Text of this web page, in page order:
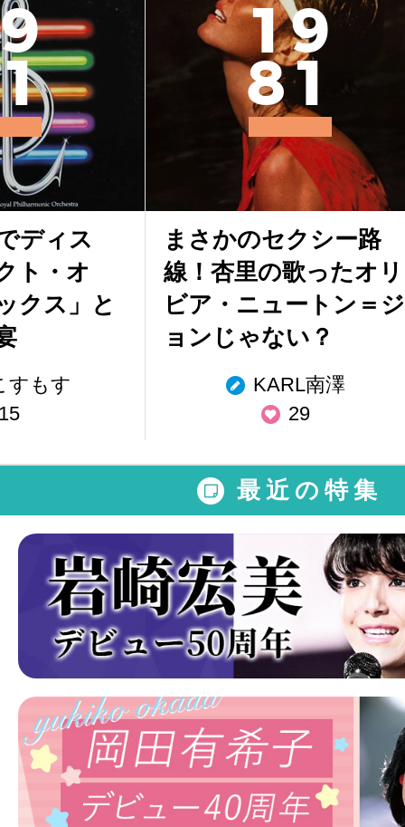
9
1
ディス
ト・オ
クス」と
すもす
19
81
まさかのセクシー路
線！杏里の歌ったオリ
ビア・ニュートン＝ジ
ョンじゃない？
KARL南澤
29
最近の特集